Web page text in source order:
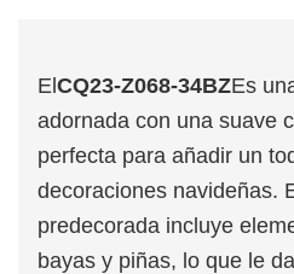
ElCQ23-Z068-34BZEs
adornada con una suave
perfecta para añadir un
decoraciones navideñas.
predecorada incluye
bayas y piñas, lo que le